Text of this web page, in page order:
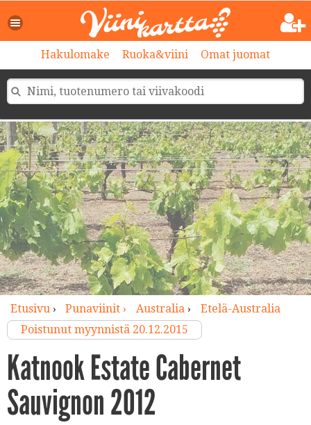
Hakulomake Ruoka&viini Omat juomat
Etusivu› Punaviinit › Australia›
Etelä-Australia
Poistunut myynnistä 20.12.2015
Katnook Estate Cabernet
Sauvignon 2012